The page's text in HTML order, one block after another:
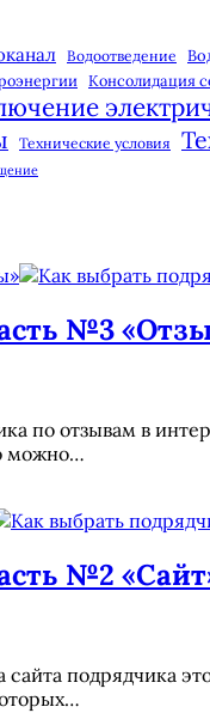
Водоотведение
Консолидация
Технические условия
№3
по отзывам в
можно…
№2
подрядчика